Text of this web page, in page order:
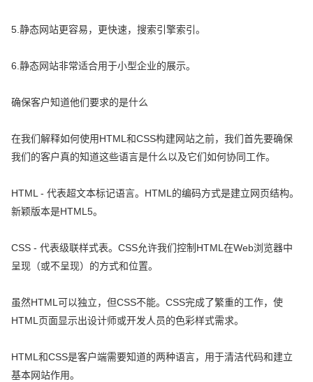
5.静态网站更容易，更快速，搜索引擎索引。
6.静态网站非常适合用于小型企业的展示。
确保客户知道他们要求的是什么
在我们解释如何使用HTML和CSS构建网站之前，我们首先要确保
我们的客户真的知道这些语言是什么以及它们如何协同工作。
HTML - 代表超文本标记语言。HTML的编码方式是建立网页结构。
新颖版本是HTML5。
CSS - 代表级联样式表。CSS允许我们控制HTML在Web浏览器中
呈现（或不呈现）的方式和位置。
虽然HTML可以独立，但CSS不能。CSS完成了繁重的工作，使
HTML页面显示出设计师或开发人员的色彩样式需求。
HTML和CSS是客户端需要知道的两种语言，用于清洁代码和建立
基本网站作用。